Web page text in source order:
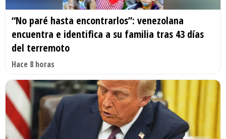
“No paré hasta encontrarlos”: venezolana
encuentra e identifica a su familia tras 43 días
del terremoto
Hace 8 horas